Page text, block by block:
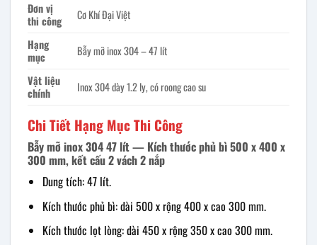
Đơn vị
thi công
Cơ Khí Đại Việt
Hạng
mục
Bẫy mỡ inox 304 – 47 lít
Vật liệu
chính
Inox 304 dày 1.2 ly, có roong cao su
Chi Tiết Hạng Mục Thi Công
Bẫy mỡ inox 304 47 lít — Kích thước phủ bì 500 x 400 x
300 mm, kết cấu 2 vách 2 nắp
Dung tích: 47 lít.
Kích thước phủ bì: dài 500 x rộng 400 x cao 300 mm.
Kích thước lọt lòng: dài 450 x rộng 350 x cao 300 mm.